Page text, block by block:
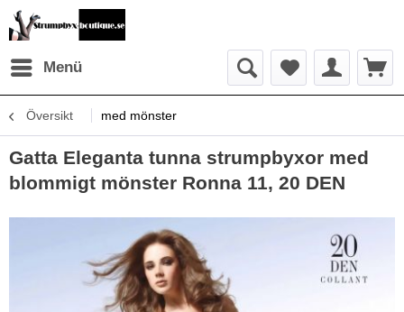
Menü
Översikt med mönster
Gatta Eleganta tunna strumpbyxor med
blommigt mönster Ronna 11, 20 DEN